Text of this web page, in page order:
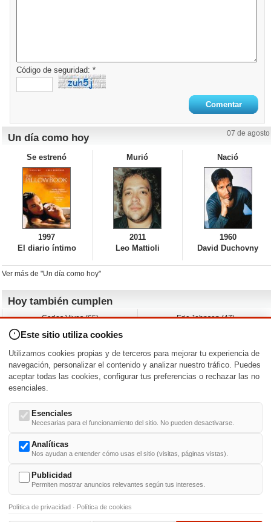
Código de seguridad: *
Un día como hoy 07 de agosto
Se estrenó
1997
El diario íntimo
Murió
2011
Leo Mattioli
Nació
1960
David Duchovny
Ver más de "Un día como hoy"
Hoy también cumplen
Carlos Vives (65)
Nicholas Ray (-)
Charlize Theron (51)
Maggie Wheeler (65)
Eric Johnson (47)
Wayne Knight (71)
Michael Shannon (52)
Nacimientos y estrenos en la fecha
DD/MM /
-U- V- W- X - -
Este sitio utiliza cookies
Utilizamos cookies propias y de terceros para mejorar tu experiencia de
navegación, personalizar el contenido y analizar nuestro tráfico. Puedes
aceptar todas las cookies, configurar tus preferencias o rechazar las no
esenciales.
Esenciales
Necesarias para el funcionamiento del sitio. No pueden desactivarse.
Analíticas
Nos ayudan a entender cómo usas el sitio (visitas, páginas vistas).
Publicidad
Permiten mostrar anuncios relevantes según tus intereses.
Política de privacidad · Política de cookies